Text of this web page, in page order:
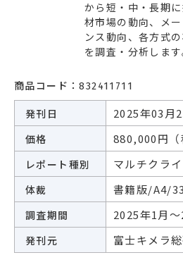
建築・住宅
その他
から短・中・長期
材市場の動向、メ
ンス動向、各方式
を調査・分析します
商品コード：832411711
発刊日 2025年03月
価格 880,000円（
レポート種別 マルチクラ
体裁 書籍版/A4/
調査期間 2025年1月
発刊元 富士キメラ